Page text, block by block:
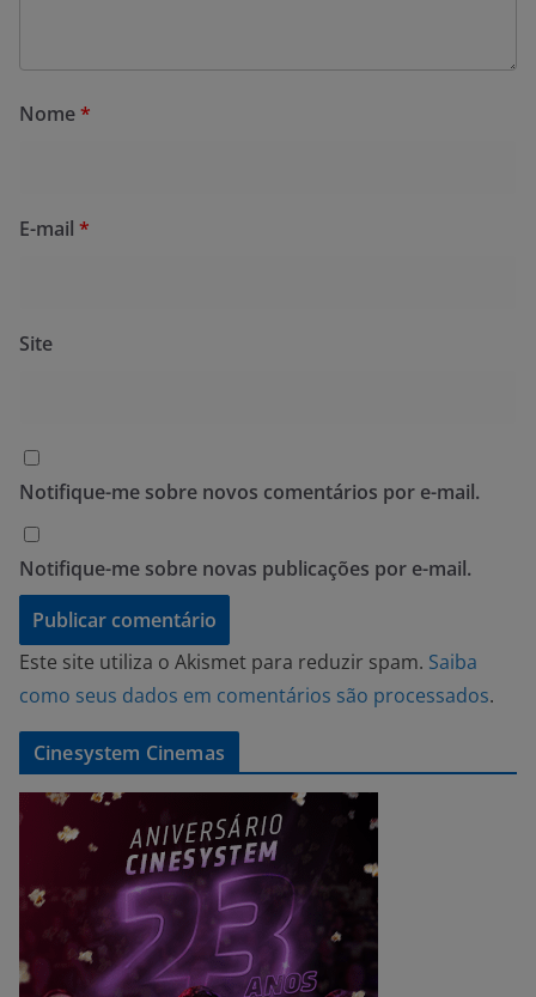
Nome*
E-mail *
Site
Notifique-me sobre novos comentários por e-mail.
Notifique-me sobre novas publicações por e-mail.
Este site utiliza o Akismet para reduzir spam. Saiba
como seus dados em comentários são processados.
Cinesystem Cinemas